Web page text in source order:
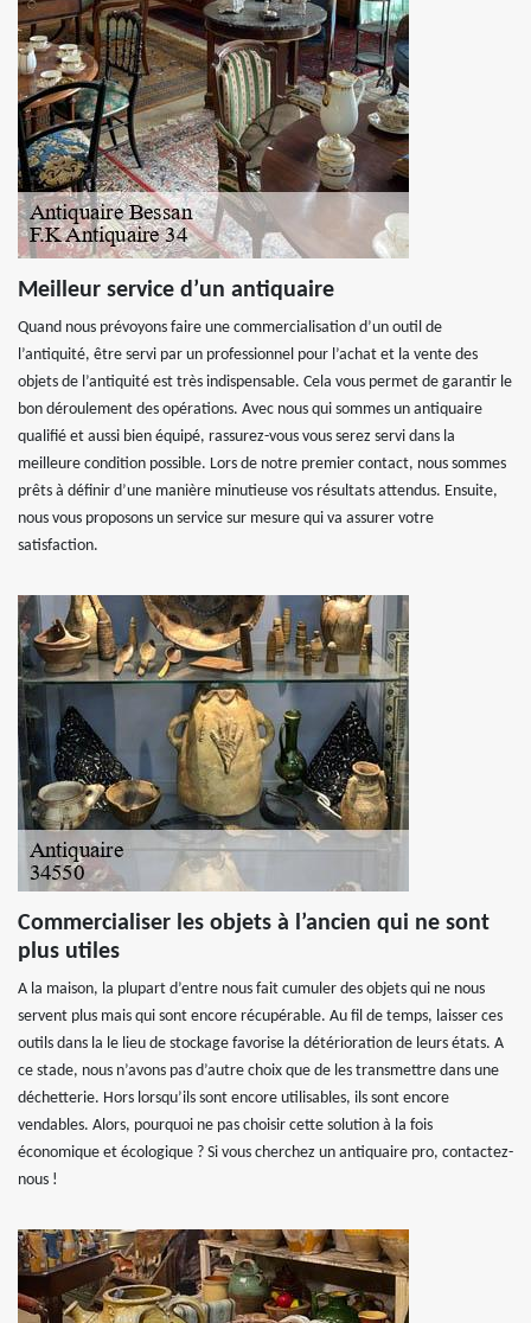
Meilleur service d’un antiquaire
Quand nous prévoyons faire une commercialisation d’un outil de
l’antiquité, être servi par un professionnel pour l’achat et la vente des
objets de l’antiquité est très indispensable. Cela vous permet de garantir le
bon déroulement des opérations. Avec nous qui sommes un antiquaire
qualifié et aussi bien équipé, rassurez-vous vous serez servi dans la
meilleure condition possible. Lors de notre premier contact, nous sommes
prêts à définir d’une manière minutieuse vos résultats attendus. Ensuite,
nous vous proposons un service sur mesure qui va assurer votre
satisfaction.
Commercialiser les objets à l’ancien qui ne sont
plus utiles
A la maison, la plupart d’entre nous fait cumuler des objets qui ne nous
servent plus mais qui sont encore récupérable. Au fil de temps, laisser ces
outils dans la le lieu de stockage favorise la détérioration de leurs états. A
ce stade, nous n’avons pas d’autre choix que de les transmettre dans une
déchetterie. Hors lorsqu’ils sont encore utilisables, ils sont encore
vendables. Alors, pourquoi ne pas choisir cette solution à la fois
économique et écologique ? Si vous cherchez un antiquaire pro, contactez-
nous !